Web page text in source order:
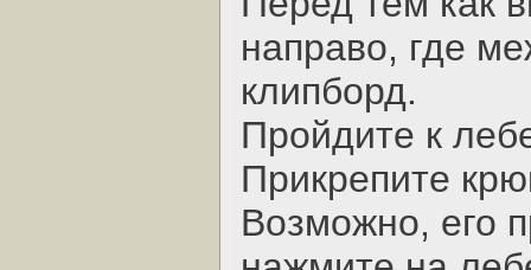
направо, где
клипборд.
Пройдите к
Прикрепите
Возможно, его